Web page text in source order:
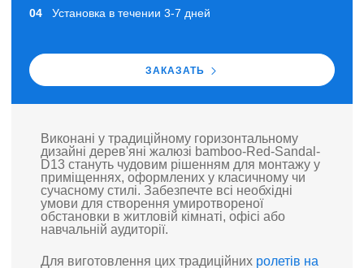
Виконані у традиційному горизонтальному
дизайні дерев'яні жалюзі bamboo-Red-Sandal-
D13 стануть чудовим рішенням для монтажу у
приміщеннях, оформлених у класичному чи
сучасному стилі. Забезпечте всі необхідні
умови для створення умиротвореної
обстановки в житловій кімнаті, офісі або
навчальній аудиторії.
Для виготовлення цих традиційних ролетів на
Установка в течении 3-7 дней
ЗАКАЗАТЬ